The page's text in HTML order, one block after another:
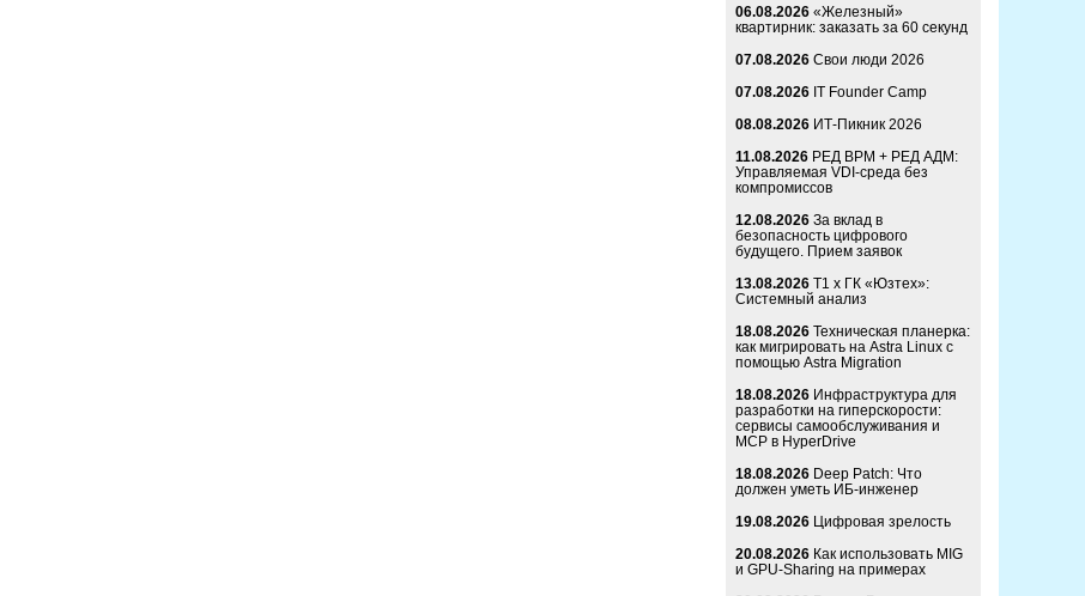
06.08.2026 «Железный»
квартирник: заказать за 60 секунд
07.08.2026 Свои люди 2026
07.08.2026 IT Founder Camp
08.08.2026 ИТ-Пикник 2026
11.08.2026 РЕД ВРМ + РЕД АДМ:
Управляемая VDI-среда без
компромиссов
12.08.2026 За вклад в
безопасность цифрового
будущего. Прием заявок
13.08.2026 Т1 x ГК «Юзтех»:
Системный анализ
18.08.2026 Техническая планерка:
как мигрировать на Astra Linux с
помощью Astra Migration
18.08.2026 Инфраструктура для
разработки на гиперскорости:
сервисы самообслуживания и
MCP в HyperDrive
18.08.2026 Deep Patch: Что
должен уметь ИБ-инженер
19.08.2026 Цифровая зрелость
20.08.2026 Как использовать MIG
и GPU-Sharing на примерах